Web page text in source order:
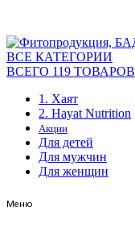
ВСЕ КАТЕГОРИИ
ВСЕГО 119 ТОВАРОВ
1. Хаят
2. Hayat Nutrition
Акции
Для детей
Для мужчин
Для женщин
Меню